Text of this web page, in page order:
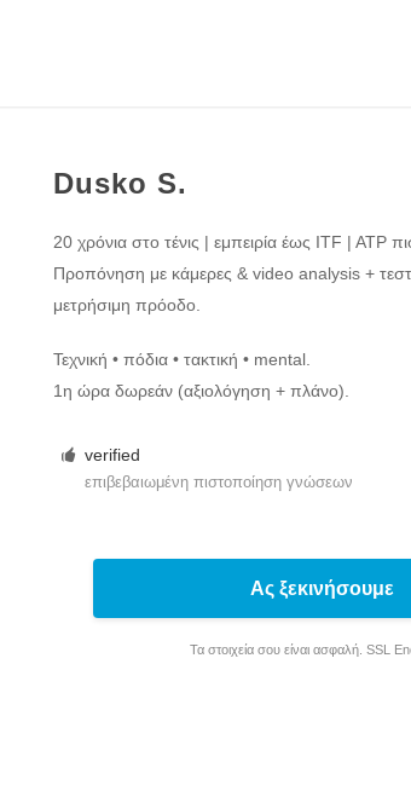
Dusko S.
20 χρόνια στο τένις | εμπειρία έως ITF | ATP
Προπόνηση με κάμερες & video analysis +
μετρήσιμη πρόοδο.
Τεχνική • πόδια • τακτική • mental.
1η ώρα δωρεάν (αξιολόγηση + πλάνο).
verified
επιβεβαιωμένη πιστοποίηση γνώσεων
Ας ξεκινήσουμε
Τα στοιχεία σου είναι ασφαλή. SSL